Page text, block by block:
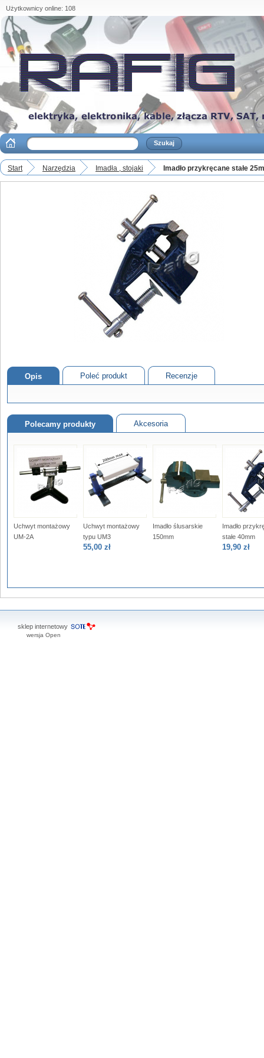
Użytkownicy online: 108
Start Narzędzia Imadła , stojaki Imadło przykręcane stałe
Opis Poleć produkt Recenzje
Polecamy produkty Akcesoria
Uchwyt montażowy
UM-2A
Uchwyt montażowy
typu UM3
55,00 zł
Imadło ślusarskie
150mm
Imadło
stałe 40mm
19,90 zł
sklep internetowy
wersja Open